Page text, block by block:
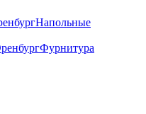
Напольные
Фурнитура